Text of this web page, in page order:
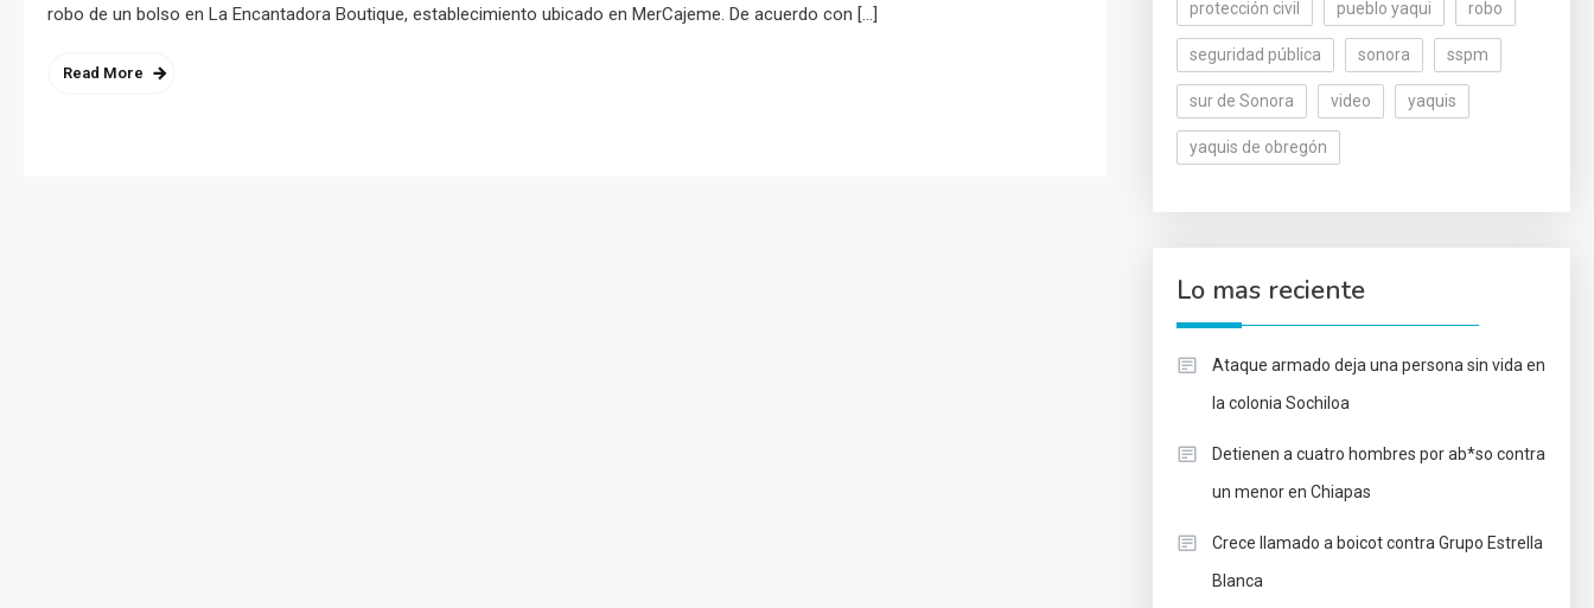
robo de un bolso en La Encantadora Boutique, establecimiento ubicado en MerCajeme. De acuerdo con […]
Read More
protección civil pueblo yaqui robo
seguridad pública sonora sspm
sur de Sonora video yaquis
yaquis de obregón
Lo mas reciente
Ataque armado deja una persona sin vida en
la colonia Sochiloa
Detienen a cuatro hombres por ab*so contra
un menor en Chiapas
Crece llamado a boicot contra Grupo Estrella
Blanca